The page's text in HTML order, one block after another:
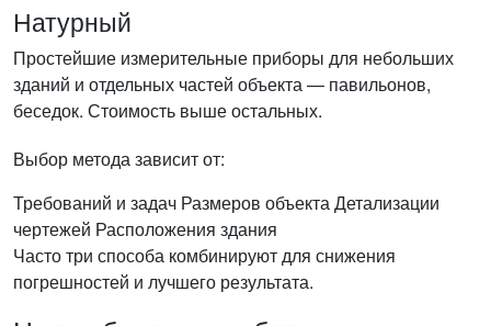
Натурный
Простейшие измерительные приборы для небольших
зданий и отдельных частей объекта — павильонов,
беседок. Стоимость выше остальных.
Выбор метода зависит от:
Требований и задач Размеров объектаДетализации
чертежей Расположения здания
Часто три способа комбинируют для снижения
погрешностей и лучшего результата.